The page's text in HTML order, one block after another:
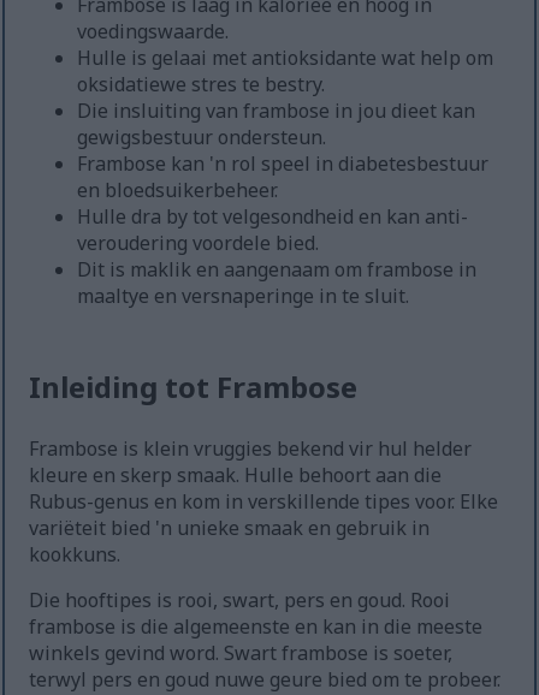
voedingswaarde.
Hulle is gelaai met antioksidante wat help om
oksidatiewe stres te bestry.
Die insluiting van frambose in jou dieet kan
gewigsbestuur ondersteun.
Frambose kan 'n rol speel in diabetesbestuur
en bloedsuikerbeheer.
Hulle dra by tot velgesondheid en kan anti-
veroudering voordele bied.
Dit is maklik en aangenaam om frambose in
maaltye en versnaperinge in te sluit.
Inleiding tot Frambose
Frambose is klein vruggies bekend vir hul helder
kleure en skerp smaak. Hulle behoort aan die
Rubus-genus en kom in verskillende tipes voor. Elke
variëteit bied 'n unieke smaak en gebruik in
kookkuns.
Die hooftipes is rooi, swart, pers en goud. Rooi
frambose is die algemeenste en kan in die meeste
winkels gevind word. Swart frambose is soeter,
terwyl pers en goud nuwe geure bied om te probeer.